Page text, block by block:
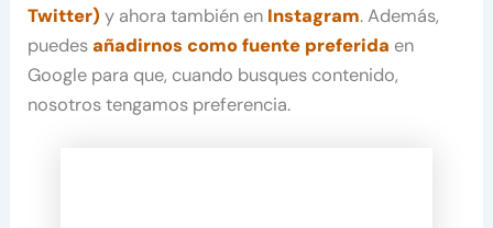
Twitter) y ahora también en Instagram. Además,
puedesañadirnos como fuente preferida en
Google para que, cuando busques contenido,
nosotros tengamos preferencia.